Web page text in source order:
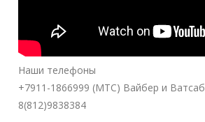
Наши телефоны
+7911-1866999 (MTC) Вайбер и Ватсаб
8(812)9838384